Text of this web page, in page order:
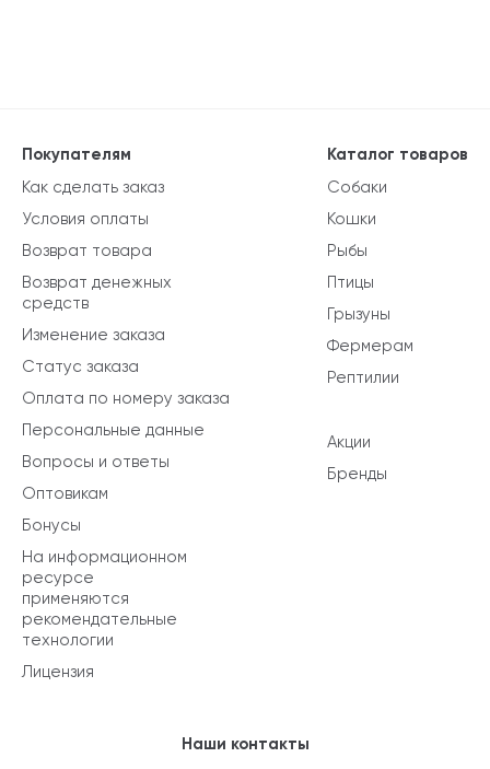
Каталог товаров
Собаки
Кошки
Рыбы
Птицы
Грызуны
Фермерам
Рептилии
Акции
Бренды
Покупателям
Как сделать заказ
Условия оплаты
Возврат товара
Возврат денежных
средств
Изменение заказа
Статус заказа
Оплата по номеру заказа
Персональные данные
Вопросы и ответы
Оптовикам
Бонусы
На информационном
ресурсе
применяются
рекомендательные
технологии
Лицензия
Наши контакты